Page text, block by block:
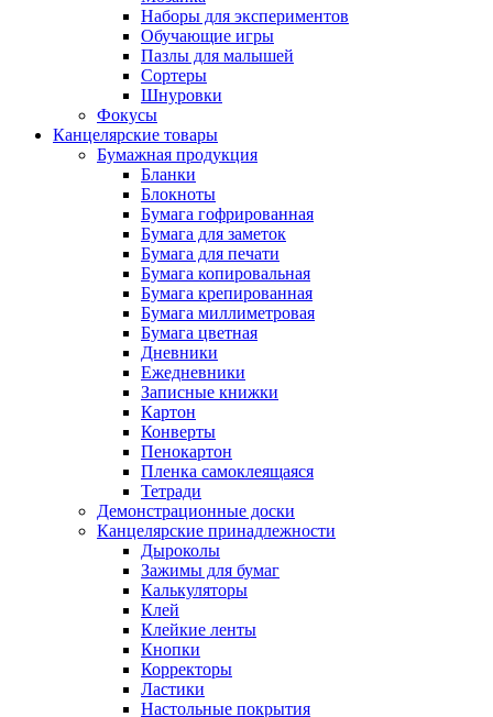
Наборы для экспериментов
Обучающие игры
Пазлы для малышей
Сортеры
Шнуровки
Фокусы
Канцелярские товары
Бумажная продукция
Бланки
Блокноты
Бумага гофрированная
Бумага для заметок
Бумага для печати
Бумага копировальная
Бумага крепированная
Бумага миллиметровая
Бумага цветная
Дневники
Ежедневники
Записные книжки
Картон
Конверты
Пенокартон
Пленка самоклеящаяся
Тетради
Демонстрационные доски
Канцелярские принадлежности
Дыроколы
Зажимы для бумаг
Калькуляторы
Клей
Клейкие ленты
Кнопки
Корректоры
Ластики
Настольные покрытия